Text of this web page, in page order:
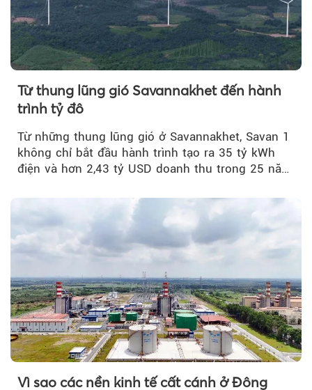
Từ thung lũng gió Savannakhet đến hành
trình tỷ đô
Từ những thung lũng gió ở Savannakhet, Savan 1
không chỉ bắt đầu hành trình tạo ra 35 tỷ kWh
điện và hơn 2,43 tỷ USD doanh thu trong 25 năm
Vì sao các nền kinh tế cất cánh ở Đông